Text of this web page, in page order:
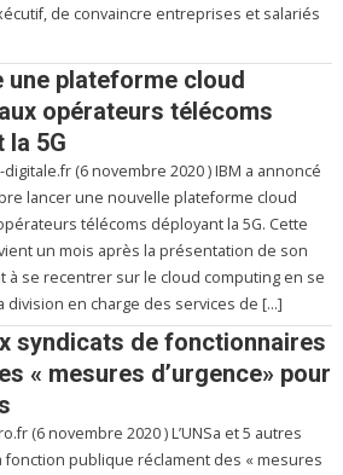
de convaincre entreprises et salariés
une plateforme cloud
opérateurs télécoms
la 5G
(6 novembre 2020 ) IBM a annoncé
lancer une nouvelle plateforme cloud
télécoms déployant la 5G. Cette
un mois après la présentation de son
à se recentrer sur le cloud computing en se
division en charge des services de […]
syndicats de fonctionnaires
« mesures d’urgence» pour
(6 novembre 2020 ) L’UNSa et 5 autres
fonction publique réclament des « mesures